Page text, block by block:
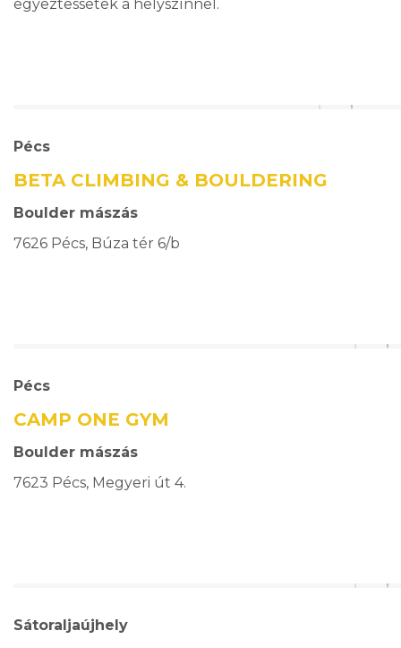
egyeztessetek a helyszínnel.
Pécs
BETA CLIMBING & BOULDERING
Boulder mászás
7626 Pécs, Búza tér 6/b
Pécs
CAMP ONE GYM
Boulder mászás
7623 Pécs, Megyeri út 4.
Sátoraljaújhely